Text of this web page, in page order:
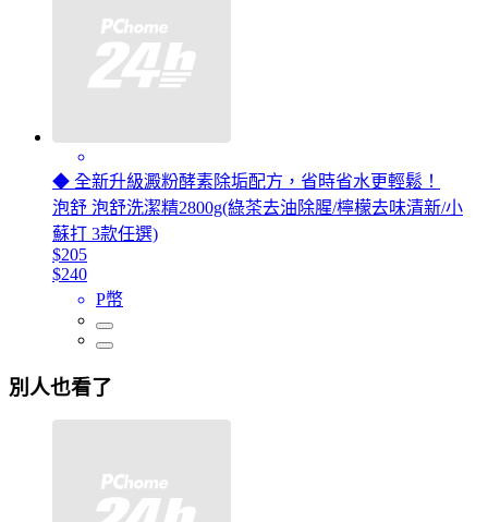
◆ 全新升級澱粉酵素除垢配方，省時省水更輕鬆！
泡舒 泡舒洗潔精2800g(綠茶去油除腥/檸檬去味清新/小
蘇打 3款任選)
$205
$240
P幣
別人也看了